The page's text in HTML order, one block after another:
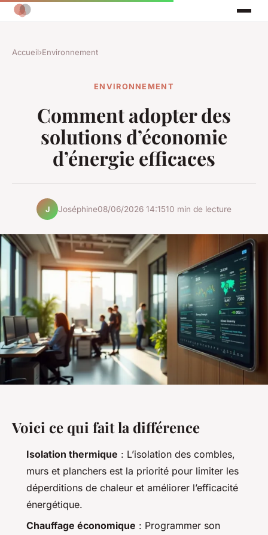
Accueil›Environnement
ENVIRONNEMENT
Comment adopter des
solutions d’économie
d’énergie efficaces
J Joséphine08/06/2026 14:1510 min de lecture
Voici ce qui fait la différence
Isolation thermique : L’isolation des combles,
murs et planchers est la priorité pour limiter les
déperditions de chaleur et améliorer l’efficacité
énergétique.
Chauffage économique : Programmer son